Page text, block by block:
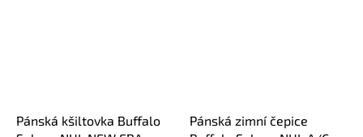
Pánská kšiltovka Buffalo
Pánská zimní čepice